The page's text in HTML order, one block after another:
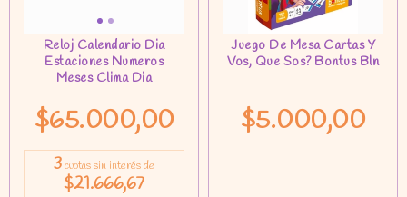
$65.000,00
3cuotas sin interés de
$21.666,67
$5.000,00